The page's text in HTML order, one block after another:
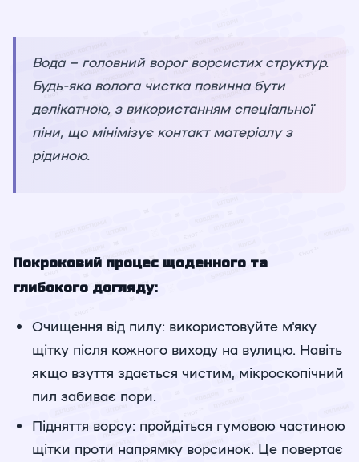
Вода – головний ворог ворсистих структур.
Будь-яка волога чистка повинна бути
делікатною, з використанням спеціальної
піни, що мінімізує контакт матеріалу з
рідиною.
Покроковий процес щоденного та
глибокого догляду:
Очищення від пилу: використовуйте м'яку
щітку після кожного виходу на вулицю. Навіть
якщо взуття здається чистим, мікроскопічний
пил забиває пори.
Підняття ворсу: пройдіться гумовою частиною
щітки проти напрямку ворсинок. Це повертає